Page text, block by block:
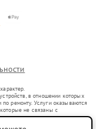
в отношении которых
ремонту. Услуги оказываются
не связаны с
оборот в соответствии